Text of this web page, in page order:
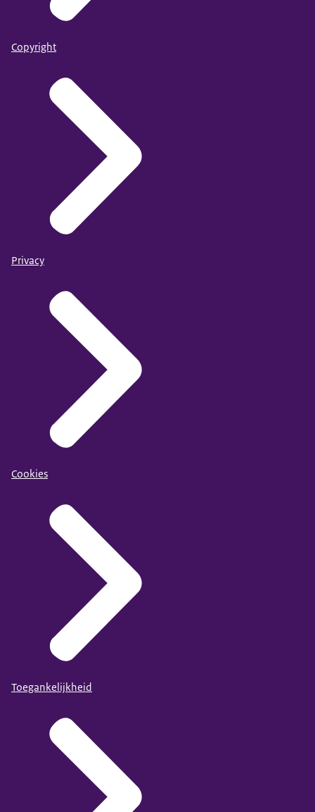
Copyright
Privacy
Cookies
Toegankelijkheid